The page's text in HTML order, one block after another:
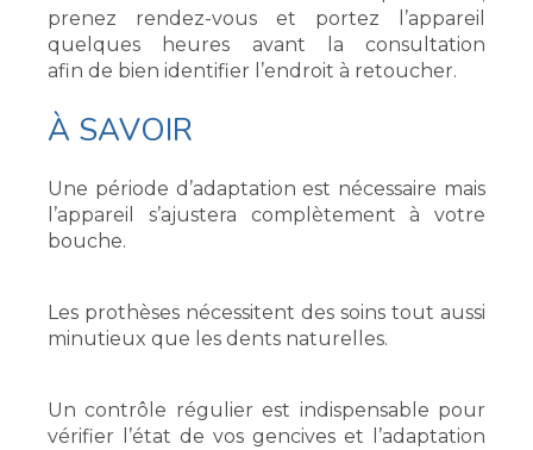
prenez rendez-vous et portez l’appareil
quelques heures avant la consultation
afin de bien identifier l’endroit à retoucher.
À SAVOIR
Une période d’adaptation est nécessaire mais
l’appareil s’ajustera complètement à votre
bouche.
Les prothèses nécessitent des soins tout aussi
minutieux que les dents naturelles.
Un contrôle régulier est indispensable pour
vérifier l’état de vos gencives et l’adaptation